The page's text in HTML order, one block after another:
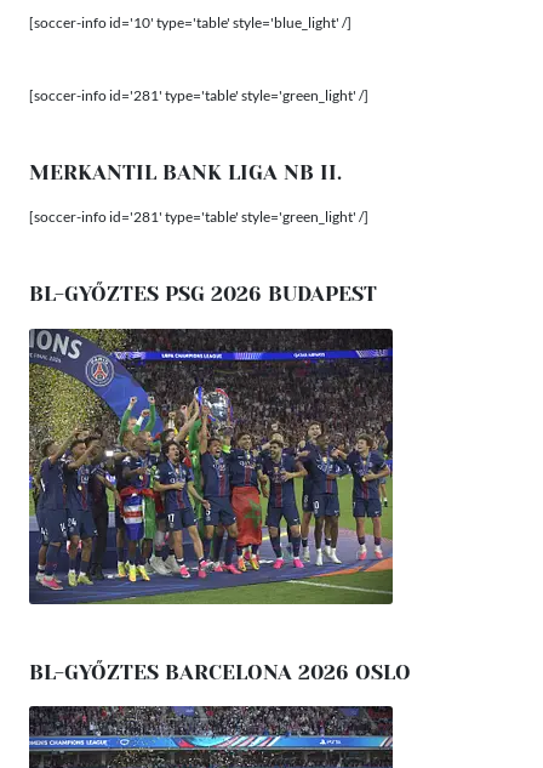
[soccer-info id='10' type='table' style='blue_light' /]
[soccer-info id='281' type='table' style='green_light' /]
MERKANTIL BANK LIGA NB II.
[soccer-info id='281' type='table' style='green_light' /]
BL-GYŐZTES PSG 2026 BUDAPEST
BL-GYŐZTES BARCELONA 2026 OSLO